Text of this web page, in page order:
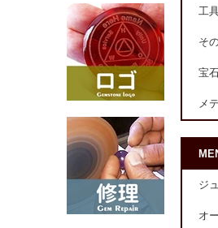
工
そ
宝
メ
ジ
オ